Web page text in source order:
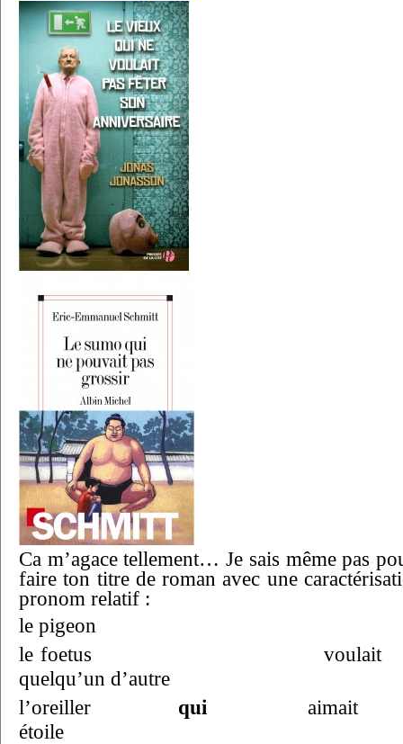
Ca m’agace tellement… Je sais même pas
faire ton titre de roman avec une
pronom relatif :
le pigeon
le foetus
quelqu’un d’autre
l’oreiller
qui
aimait
étoile